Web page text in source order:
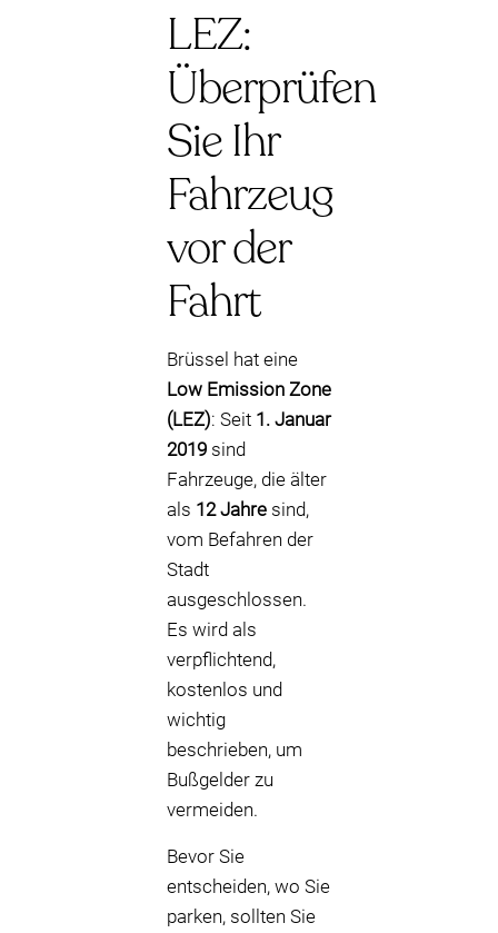
LEZ:
Überprüfen
Sie Ihr
Fahrzeug
vor der
Fahrt
Brüssel hat eine
Low Emission Zone
(LEZ): Seit 1. Januar
2019 sind
Fahrzeuge, die älter
als 12 Jahre sind,
vom Befahren der
Stadt
ausgeschlossen.
Es wird als
verpflichtend,
kostenlos und
wichtig
beschrieben, um
Bußgelder zu
vermeiden.
Bevor Sie
entscheiden, wo Sie
parken, sollten Sie